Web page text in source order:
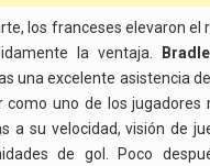
los franceses elevaron
la ventaja.
una excelente asistencia de
como uno de los jugadores
a su velocidad, visión de
de gol. Poco